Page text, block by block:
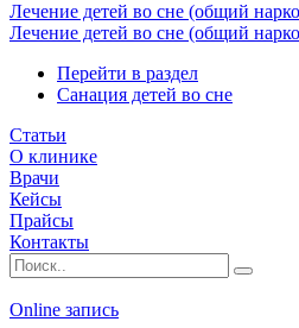
Лечение детей во сне (общий
Лечение детей во сне (общий
Перейти в раздел
Санация детей во сне
Статьи
О клинике
Врачи
Кейсы
Прайсы
Контакты
Online запись